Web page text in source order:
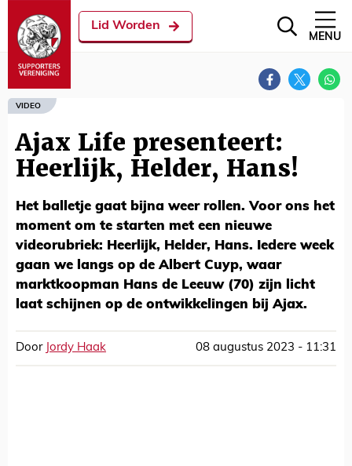
Lid Worden
MENU
VIDEO
Ajax Life presenteert:
Heerlijk, Helder, Hans!
Het balletje gaat bijna weer rollen. Voor ons het
moment om te starten met een nieuwe
videorubriek: Heerlijk, Helder, Hans. Iedere week
gaan we langs op de Albert Cuyp, waar
marktkoopman Hans de Leeuw (70) zijn licht
laat schijnen op de ontwikkelingen bij Ajax.
Door Jordy Haak 08 augustus 2023 - 11:31